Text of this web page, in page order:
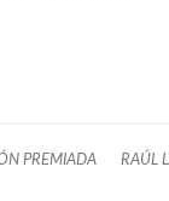
PREMIADA RAÚL